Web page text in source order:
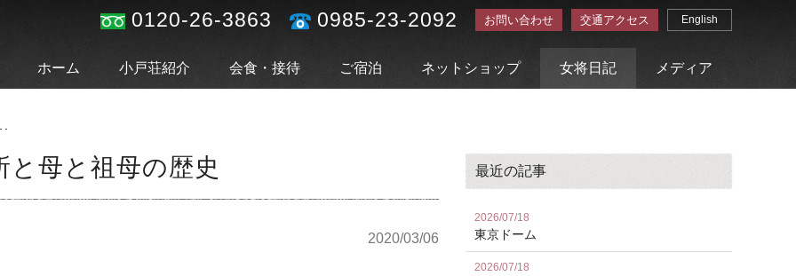
0120-26-3863 0985-23-2092 お問い合わせ 交通アクセス English
ホーム 小戸荘紹介 会食・接待 ご宿泊 ネットショップ 女将日記 メディア
と母と祖母の歴史
2020/03/06
最近の記事
2026/07/18
東京ドーム
2026/07/18